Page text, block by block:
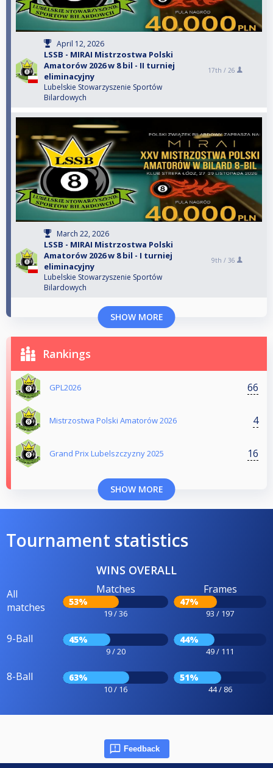
April 12, 2026
LSSB - MIRAI Mistrzostwa Polski
Amatorów 2026 w 8 bil - II turniej
eliminacyjny
Lubelskie Stowarzyszenie Sportów
Bilardowych
17th / 26
March 22, 2026
LSSB - MIRAI Mistrzostwa Polski
Amatorów 2026 w 8 bil - I turniej
eliminacyjny
Lubelskie Stowarzyszenie Sportów
Bilardowych
9th / 36
SHOW MORE
Rankings
GPL2026 66
Mistrzostwa Polski Amatorów 2026 4
Grand Prix Lubelszczyzny 2025 16
SHOW MORE
Tournament statistics
WINS OVERALL
All
matches
Matches
53%
19 / 36
Frames
47%
93 / 197
9-Ball 45%
9 / 20
44%
49 / 111
8-Ball 63%
10 / 16
51%
44 / 86
Feedback